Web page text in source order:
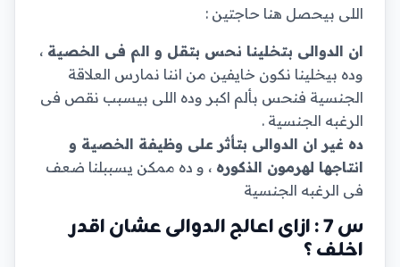
اللى بيحصل هنا حاجتين :
ان الدوالى بتخلينا نحس بتقل و الم فى الخصية ،
وده بيخلينا نكون خايفين من اننا نمارس العلاقة
الجنسية فنحس بألم اكبر وده اللى بيسبب نقص فى
الرغبه الجنسية .
ده غير ان الدوالى بتأثر على وظيفة الخصية و
انتاجها لهرمون الذكوره ، و ده ممكن يسببلنا ضعف
فى الرغبه الجنسية
س 7 : ازاى اعالج الدوالى عشان اقدر
اخلف ؟